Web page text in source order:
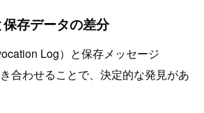
存データの差分
Log）と保存メッセージ
合わせることで、決定的な発見があ